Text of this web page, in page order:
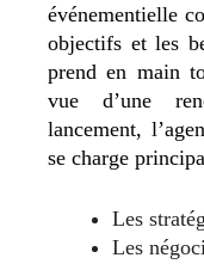
événementielle
objectifs et les
prend en main
vue d’une
lancement,
se charge
Les
Les